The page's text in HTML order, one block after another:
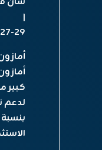
|
27-29 أكتوبر ، 2025